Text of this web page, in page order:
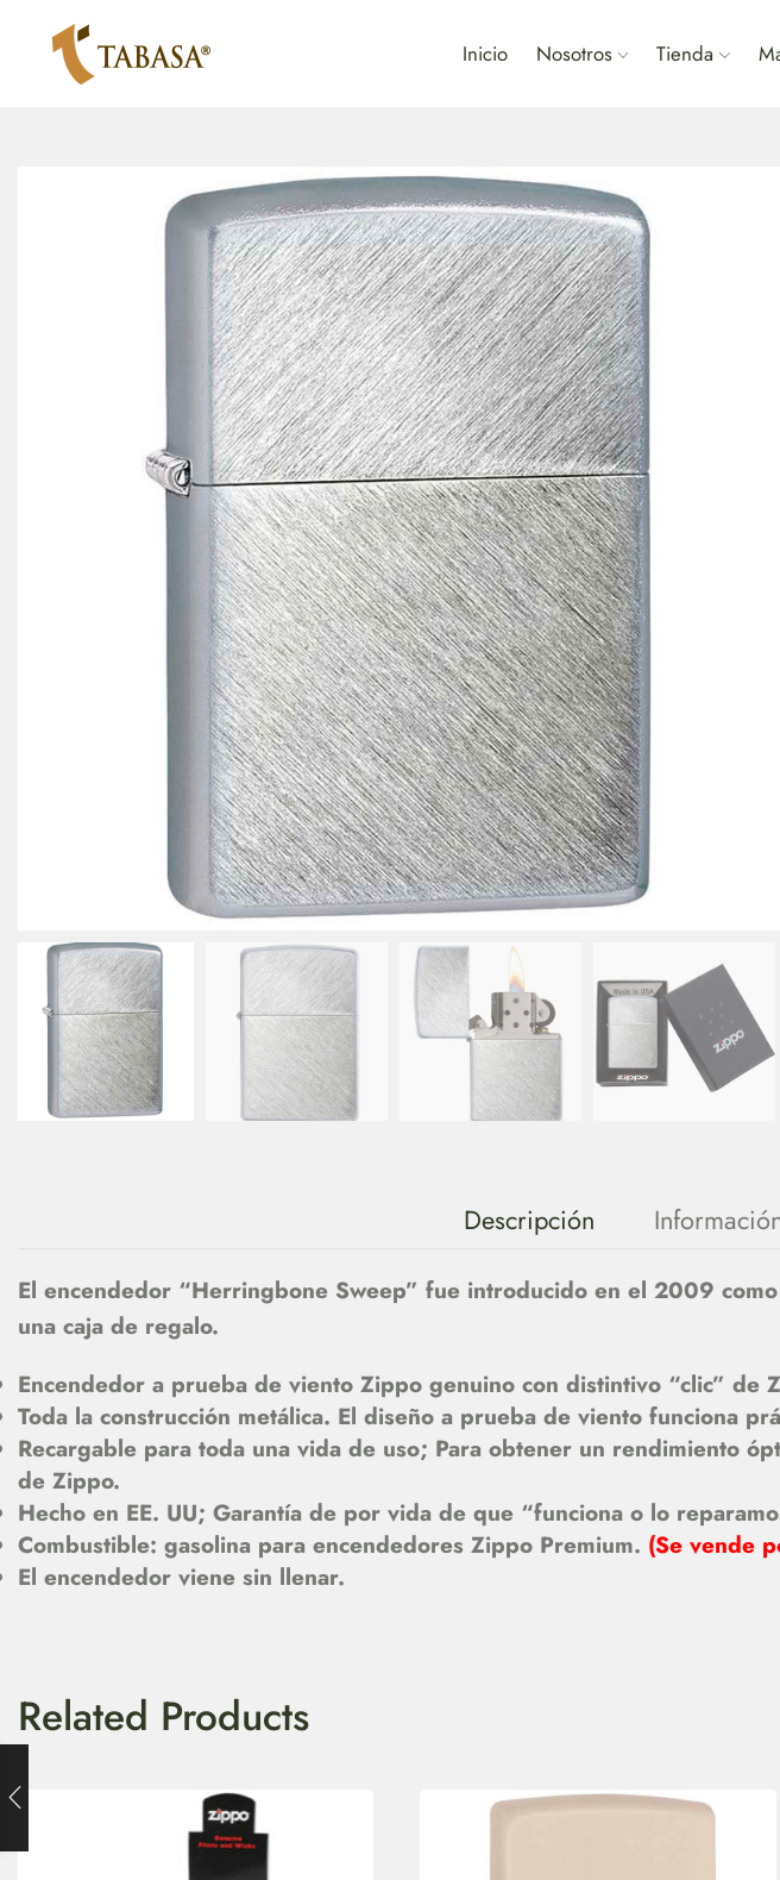
Inicio Nosotros Tienda
Descripción
El encendedor “Herringbone Sweep” fue introducido en el 2009
una caja de regalo.
Encendedor a prueba de viento Zippo genuino con distintivo “clic” de
Toda la construcción metálica. El diseño a prueba de viento funciona
Recargable para toda una vida de uso; Para obtener un rendimiento
de Zippo.
Hecho en EE. UU; Garantía de por vida de que “funciona o lo
Combustible: gasolina para encendedores Zippo Premium. (Se vende
El encendedor viene sin llenar.
Related Products